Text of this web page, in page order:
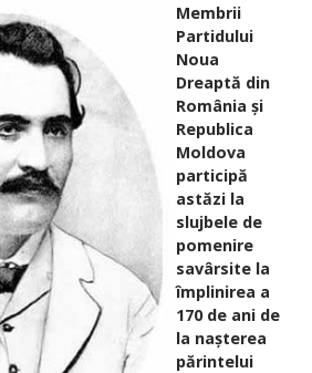
Membrii
Partidului
Noua
Dreaptă din
România și
Republica
Moldova
participă
astăzi la
slujbele de
pomenire
savârsite la
împlinirea a
170 de ani de
la nașterea
părintelui